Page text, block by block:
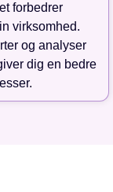
forbedrer
virksomhed.
og analyser
dig en bedre